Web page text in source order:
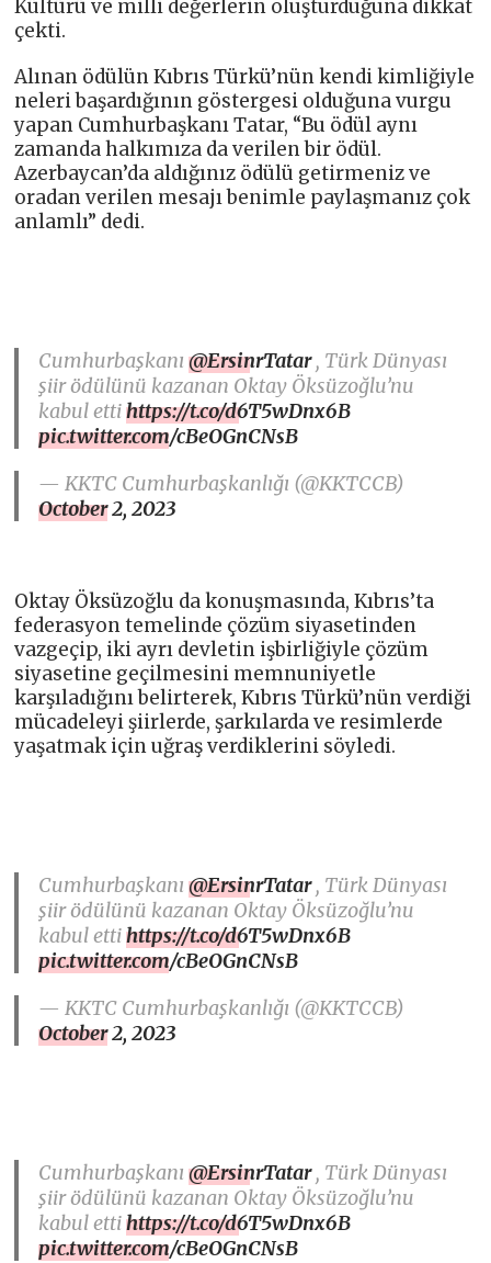
Kültürü ve milli değerlerin oluşturduğuna dikkat
çekti.
Alınan ödülün Kıbrıs Türkü’nün kendi kimliğiyle
neleri başardığının göstergesi olduğuna vurgu
yapan Cumhurbaşkanı Tatar, “Bu ödül aynı
zamanda halkımıza da verilen bir ödül.
Azerbaycan’da aldığınız ödülü getirmeniz ve
oradan verilen mesajı benimle paylaşmanız çok
anlamlı” dedi.
Cumhurbaşkanı@ErsinrTatar, Türk Dünyası
şiir ödülünü kazanan Oktay Öksüzoğlu’nu
kabul ettihttps://t.co/d6T5wDnx6B
pic.twitter.com/cBeOGnCNsB
— KKTC Cumhurbaşkanlığı (@KKTCCB)
October 2, 2023
Oktay Öksüzoğlu da konuşmasında, Kıbrıs’ta
federasyon temelinde çözüm siyasetinden
vazgeçip, iki ayrı devletin işbirliğiyle çözüm
siyasetine geçilmesini memnuniyetle
karşıladığını belirterek, Kıbrıs Türkü’nün verdiği
mücadeleyi şiirlerde, şarkılarda ve resimlerde
yaşatmak için uğraş verdiklerini söyledi.
Cumhurbaşkanı@ErsinrTatar, Türk Dünyası
şiir ödülünü kazanan Oktay Öksüzoğlu’nu
kabul ettihttps://t.co/d6T5wDnx6B
pic.twitter.com/cBeOGnCNsB
— KKTC Cumhurbaşkanlığı (@KKTCCB)
October 2, 2023
Cumhurbaşkanı@ErsinrTatar, Türk Dünyası
şiir ödülünü kazanan Oktay Öksüzoğlu’nu
kabul ettihttps://t.co/d6T5wDnx6B
pic.twitter.com/cBeOGnCNsB